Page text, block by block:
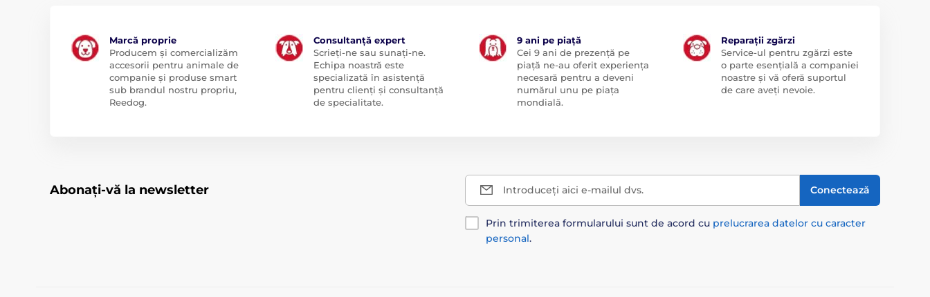
Marcă proprie
Producem și comercializăm
accesorii pentru animale de
companie și produse smart
sub brandul nostru propriu,
Reedog.
Consultanță expert
Scrieți-ne sau sunați-ne.
Echipa noastră este
specializată în asistență
pentru clienți și consultanță
de specialitate.
9 ani pe piață
Cei 9 ani de prezență pe
piață ne-au oferit experiența
necesară pentru a deveni
numărul unu pe piața
mondială.
Reparații zgărzi
Service-ul pentru zgărzi este
o parte esențială a companiei
noastre și vă oferă suportul
de care aveți nevoie.
Abonați-vă la newsletter Introduceți aici e-mailul dvs. Conectează
Prin trimiterea formularului sunt de acord cu prelucrarea datelor cu caracter
personal.